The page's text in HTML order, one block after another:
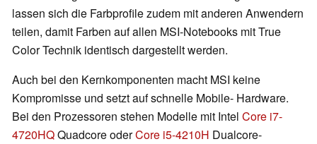
lassen sich die Farbprofile zudem mit anderen Anwendern
teilen, damit Farben auf allen MSI-Notebooks mit True
Color Technik identisch dargestellt werden.
Auch bei den Kernkomponenten macht MSI keine
Kompromisse und setzt auf schnelle Mobile- Hardware.
Bei den Prozessoren stehen Modelle mit Intel Core i7-
4720HQQuadcore oderCore i5-4210H Dualcore-